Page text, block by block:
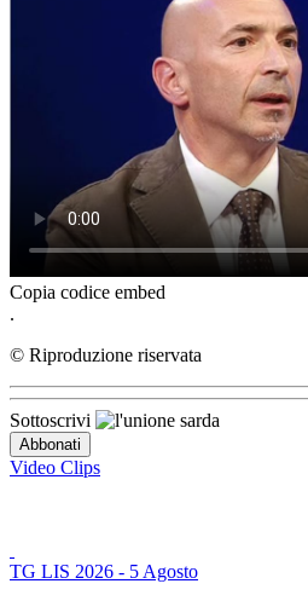
Copia codice embed
.
© Riproduzione riservata
Sottoscrivi
Video Clips
TG LIS 2026 - 5 Agosto